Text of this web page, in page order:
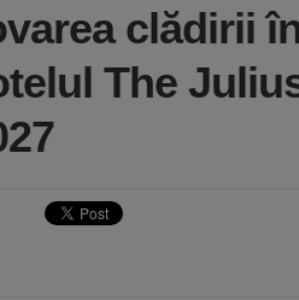
clădirii
The